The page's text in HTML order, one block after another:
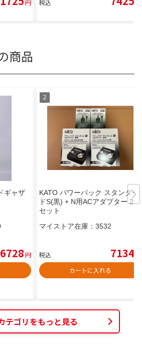
円 税込
商品
ギャザ
6728円
KATO パワーパック スタンダー
ドS(黒) + N用ACアダプター 2台
セット
マイストア在庫： 3532
税込 7134
カートに入れる
テゴリをもっと見る